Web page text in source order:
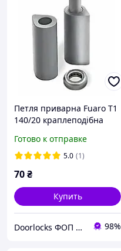
Петля приварна Fuaro T1
140/20 краплеподібна
Готово к отправке
5.0 (1)
70₴
Купить
Doorlocks ФОП Владика Л.І. 98%